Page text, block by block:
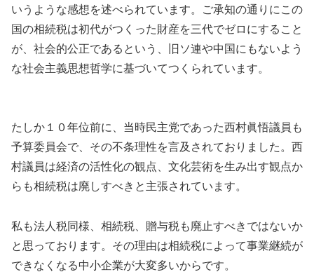
いうような感想を述べられています。ご承知の通りにこの
国の相続税は初代がつくった財産を三代でゼロにすること
が、社会的公正であるという、旧ソ連や中国にもないよう
な社会主義思想哲学に基づいてつくられています。
たしか１０年位前に、当時民主党であった西村眞悟議員も
予算委員会で、その不条理性を言及されておりました。西
村議員は経済の活性化の観点、文化芸術を生み出す観点か
らも相続税は廃しすべきと主張されています。
私も法人税同様、相続税、贈与税も廃止すべきではないか
と思っております。その理由は相続税によって事業継続が
できなくなる中小企業が大変多いからです。